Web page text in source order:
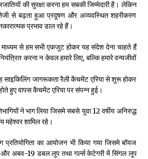
की सुरक्षा करना हम सबकी जिम्मेदारी है। लेकिन
से बढ़ता हुआ प्रदूषण और अव्यवस्थित शहरीकरण
प्रभाव डाल रहे हैं।
से हम सभी एकजुट होकर यह संदेश देना चाहते हैं
करना न केवल हमारे लिए, बल्कि हमारे वन्यजीवों
साइकिलिंग जागरूकता रैली कैचमेंट एरिया से शुरू होकर
हुए वापस कैचमेंट एरिया पर संपन्न हुई।
ने भाग लिया जिसमे सबसे युवा 12 वर्षीय अनिरुद्ध
महेश्वर शामिल रहे।
का आयोजन भी किया गया जिसमे बॉयज
अबव-19 डबल लूप तथा गर्ल्स केटेगरी में सिंगल लूप